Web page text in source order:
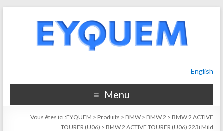
English
Menu
Vous êtes ici :EYQUEM > Produits > BMW > BMW 2 > BMW 2 ACTIVE
TOURER (U06) > BMW 2 ACTIVE TOURER (U06) 223i Mild